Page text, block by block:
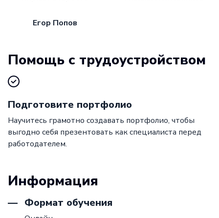
Егор Попов
Помощь с трудоустройством
Подготовите портфолио
Научитесь грамотно создавать портфолио, чтобы
выгодно себя презентовать как специалиста перед
работодателем.
Информация
Формат обучения